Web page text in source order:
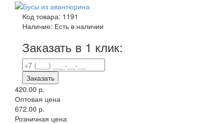
Код товара: 1191
Наличие: Есть в наличии
Заказать в 1 клик:
Заказать
420.00 р.
Оптовая цена
672.00 р.
Розничная цена